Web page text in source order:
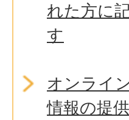
れた方に
す
オンライ
情報の提